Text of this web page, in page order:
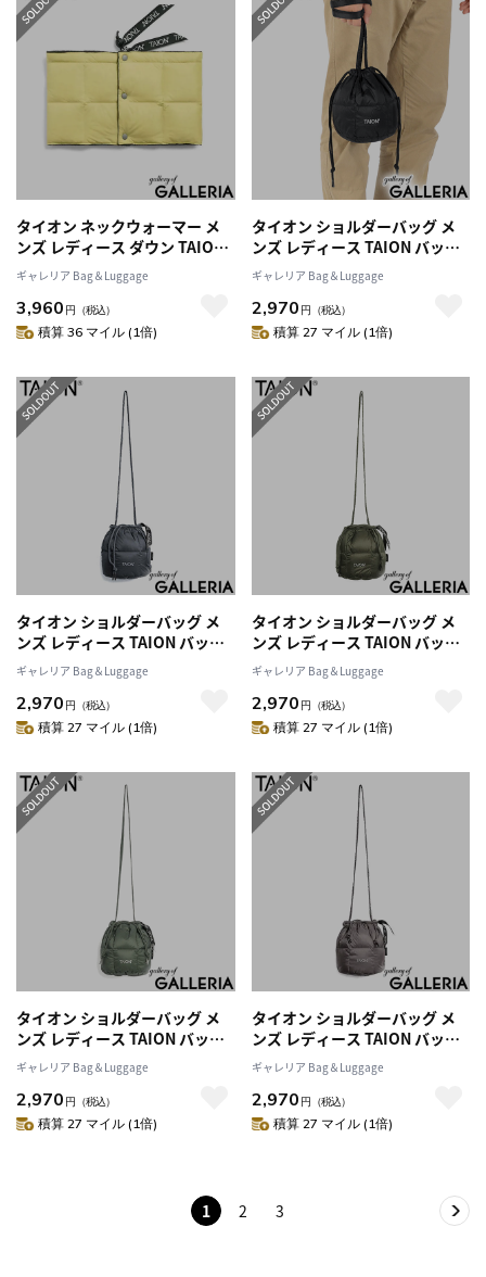
タイオン ネックウォーマー メ
ンズ レディース ダウン TAION
スポーツ ブランド 冬 秋 薄手 軽
量 防寒 洗える マフラー カジュ
アル おしゃれ シンプル BASIC
LINE ベーシック ダウンネック
ギャレリア Bag＆Luggage
3,960 円 （税込）
積算 36 マイル (1倍)
タイオン ショルダーバッグ メ
ンズ レディース TAION バッグ
斜めがけ 軽量 軽い 小さめ コン
パクト ブランド 巾着 ショルダ
ー ダウン 800FP 洗える BASIC
LINE ドローストリング ダウン
ギャレリア Bag＆Luggage
2,970 円 （税込）
積算 27 マイル (1倍)
タイオン ショルダーバッグ メ
ンズ レディース TAION バッグ
斜めがけ 軽量 軽い 小さめ コン
パクト ブランド 巾着 ショルダ
ー ダウン 800FP 洗える BASIC
LINE ドローストリング ダウン
ギャレリア Bag＆Luggage
2,970 円 （税込）
積算 27 マイル (1倍)
タイオン ショルダーバッグ メ
ンズ レディース TAION バッグ
斜めがけ 軽量 軽い 小さめ コン
パクト ブランド 巾着 ショルダ
ー ダウン 800FP 洗える BASIC
LINE ドローストリング ダウン
ギャレリア Bag＆Luggage
2,970 円 （税込）
積算 27 マイル (1倍)
タイオン ショルダーバッグ メ
ンズ レディース TAION バッグ
斜めがけ 軽量 軽い 小さめ コン
パクト ブランド 巾着 ショルダ
ー ダウン 800FP 洗える BASIC
LINE ドローストリング ダウン
ギャレリア Bag＆Luggage
2,970 円 （税込）
積算 27 マイル (1倍)
タイオン ショルダーバッグ メ
ンズ レディース TAION バッグ
斜めがけ 軽量 軽い 小さめ コン
パクト ブランド 巾着 ショルダ
ー ダウン 800FP 洗える BASIC
LINE ドローストリング ダウン
ギャレリア Bag＆Luggage
2,970 円 （税込）
積算 27 マイル (1倍)
1 2 3